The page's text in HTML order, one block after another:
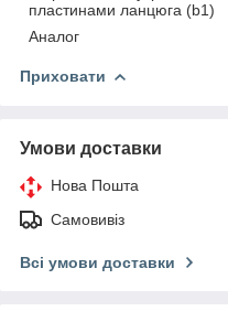
пластинами ланцюга (b1)
Аналог
Приховати
Умови доставки
Нова Пошта
Самовивіз
Всі умови доставки